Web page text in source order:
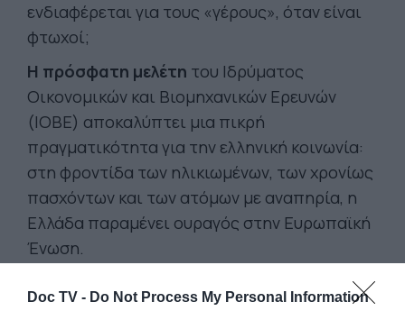
Doc TV - Do Not Process My Personal Information
ενδιαφέρεται για τους «γέρους», όταν είναι
φτωχοί;
Η πρόσφατη μελέτη του Ιδρύματος
Οικονομικών και Βιομηχανικών Ερευνών
(ΙΟΒΕ) αποκαλύπτει μια πικρή
πραγματικότητα για την ελληνική κοινωνία:
στη φροντίδα των ηλικιωμένων, των χρονίως
πασχόντων και των ατόμων με αναπηρία, η
Ελλάδα παραμένει ουραγός στην Ευρωπαϊκή
Ένωση.
δημόσιες δαπάνες μακροχρόνιας φροντίδας,